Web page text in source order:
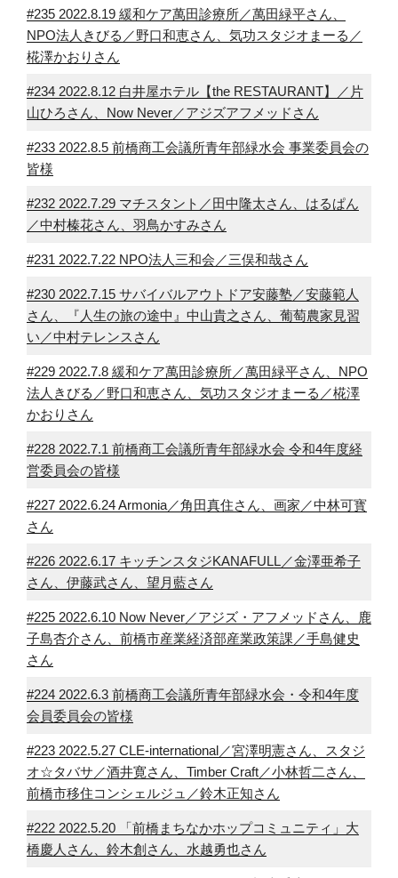
#235 2022.8.19 緩和ケア萬田診療所／萬田緑平さん、
NPO法人きびる／野口和恵さん、気功スタジオまーる／
椛澤かおりさん
#234 2022.8.12 白井屋ホテル【the RESTAURANT】／片
山ひろさん、Now Never／アジズアフメッドさん
#233 2022.8.5 前橋商工会議所青年部緑水会 事業委員会の
皆様
#232 2022.7.29 マチスタント／田中隆太さん、はるぱん
／中村榛花さん、羽鳥かすみさん
#231 2022.7.22 NPO法人三和会／三俣和哉さん
#230 2022.7.15 サバイバルアウトドア安藤塾／安藤範人
さん、『人生の旅の途中』中山貴之さん、葡萄農家見習
い／中村テレンスさん
#229 2022.7.8 緩和ケア萬田診療所／萬田緑平さん、NPO
法人きびる／野口和恵さん、気功スタジオまーる／椛澤
かおりさん
#228 2022.7.1 前橋商工会議所青年部緑水会 令和4年度経
営委員会の皆様
#227 2022.6.24 Armonia／角田真住さん、画家／中林可寳
さん
#226 2022.6.17 キッチンスタジKANAFULL／金澤亜希子
さん、伊藤武さん、望月藍さん
#225 2022.6.10 Now Never／アジズ・アフメッドさん、鹿
子島杏介さん、前橋市産業経済部産業政策課／手島健史
さん
#224 2022.6.3 前橋商工会議所青年部緑水会・令和4年度
会員委員会の皆様
#223 2022.5.27 CLE-international／宮澤明憲さん、スタジ
オ☆タバサ／酒井寛さん、Timber Craft／小林哲二さん、
前橋市移住コンシェルジュ／鈴木正知さん
#222 2022.5.20 「前橋まちなかホップコミュニティ」大
橋慶人さん、鈴木創さん、水越勇也さん